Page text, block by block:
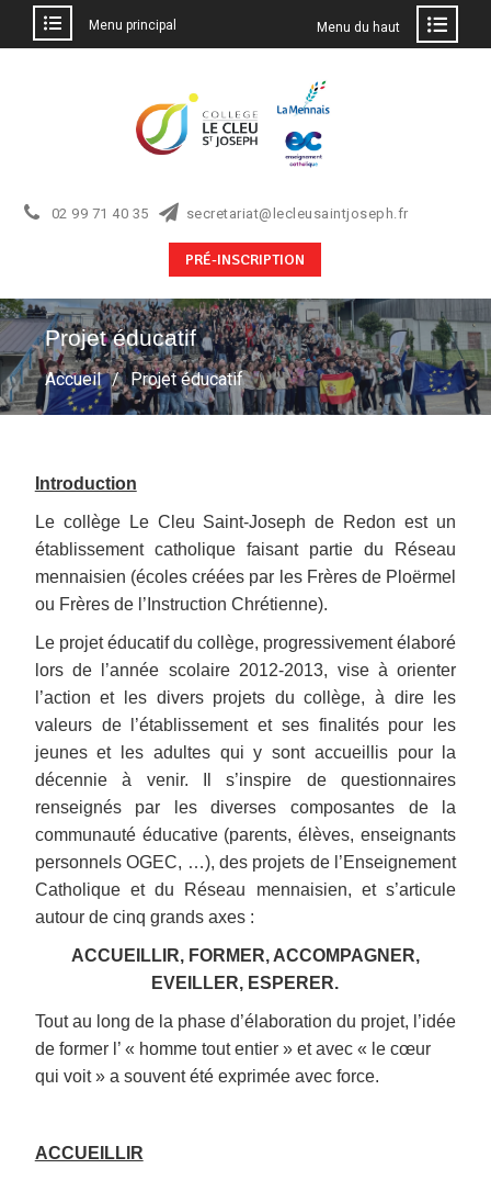
Menu principal Menu du haut
02 99 71 40 35 secretariat@lecleusaintjoseph.fr
PRÉ-INSCRIPTION
Projet éducatif
Accueil Projet éducatif
Introduction
Le collège Le Cleu Saint-Joseph de Redon est un
établissement catholique faisant partie du Réseau
mennaisien (écoles créées par les Frères de Ploërmel
ou Frères de l’Instruction Chrétienne).
Le projet éducatif du collège, progressivement élaboré
lors de l’année scolaire 2012-2013, vise à orienter
l’action et les divers projets du collège, à dire les
valeurs de l’établissement et ses finalités pour les
jeunes et les adultes qui y sont accueillis pour la
décennie à venir. Il s’inspire de questionnaires
renseignés par les diverses composantes de la
communauté éducative (parents, élèves, enseignants
personnels OGEC, …), des projets de l’Enseignement
Catholique et du Réseau mennaisien, et s’articule
autour de cinq grands axes :
ACCUEILLIR, FORMER, ACCOMPAGNER,
EVEILLER, ESPERER.
Tout au long de la phase d’élaboration du projet, l’idée
de former l’ « homme tout entier » et avec « le cœur
qui voit » a souvent été exprimée avec force.
ACCUEILLIR